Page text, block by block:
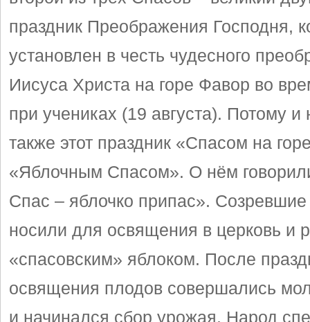
праздник Преображения Господня,
установлен в честь чудесного
Иисуса Христа на горе Фавор во
при учениках (19 августа). Потому и
также этот праздник «Спасом на
«Яблочным Спасом». О нём
Спас – яблочко припас».
носили для освящения в церковь и
«спасовским» яблоком. После
освящения плодов совершались
и начинался сбор урожая. Народ